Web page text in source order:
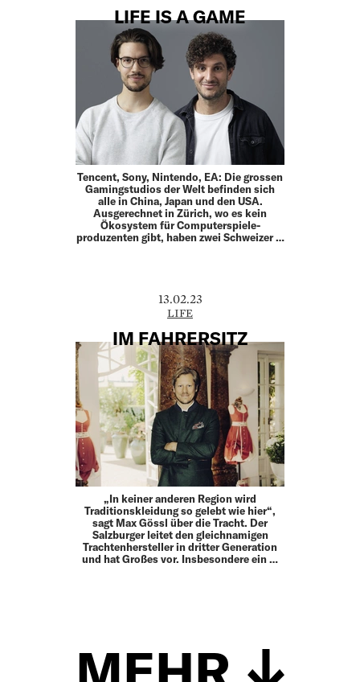
LIFE IS A GAME
Tencent, Sony, Nintendo, EA: Die grossen
Gamingstudios der Welt befinden sich
alle in China, Japan und den USA.
Ausgerechnet in Zürich, wo es kein
Ökosystem für Computerspiele­
produzenten gibt, haben zwei Schweizer …
13.02.23
LIFE
IM FAHRERSITZ
„In keiner anderen Region wird
Traditionskleidung so gelebt wie hier“,
sagt Max Gössl über die Tracht. Der
Salzburger leitet den gleichnamigen
Trachtenhersteller in dritter Generation
und hat Großes vor. Insbesondere ein …
MEHR